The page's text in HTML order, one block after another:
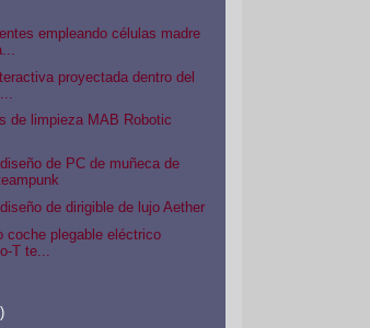
empleando células madre
proyectada dentro del
de limpieza MAB Robotic
de PC de muñeca de
de dirigible de lujo Aether
coche plegable eléctrico
T te...